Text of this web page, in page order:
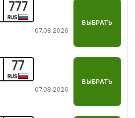
777
RUS
07.08.2026
ВЫБРАТЬ
77
RUS
07.08.2026
ВЫБРАТЬ